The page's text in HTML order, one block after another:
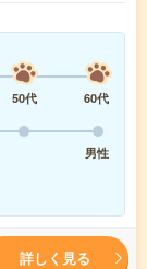
50代
60代
男性
詳しく見る